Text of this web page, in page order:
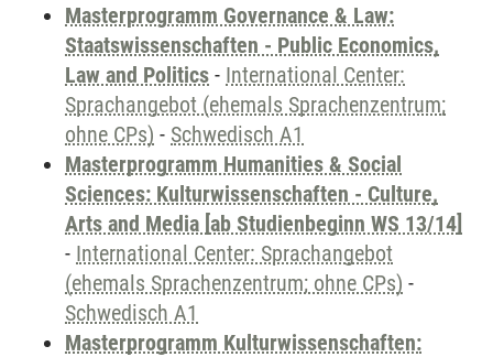
Masterprogramm Governance & Law:
Staatswissenschaften - Public Economics,
Law and Politics - International Center:
Sprachangebot (ehemals Sprachenzentrum;
ohne CPs) - Schwedisch A1
Masterprogramm Humanities & Social
Sciences: Kulturwissenschaften - Culture,
Arts and Media [ab Studienbeginn WS 13/14]
- International Center: Sprachangebot
(ehemals Sprachenzentrum; ohne CPs) -
Schwedisch A1
Masterprogramm Kulturwissenschaften: